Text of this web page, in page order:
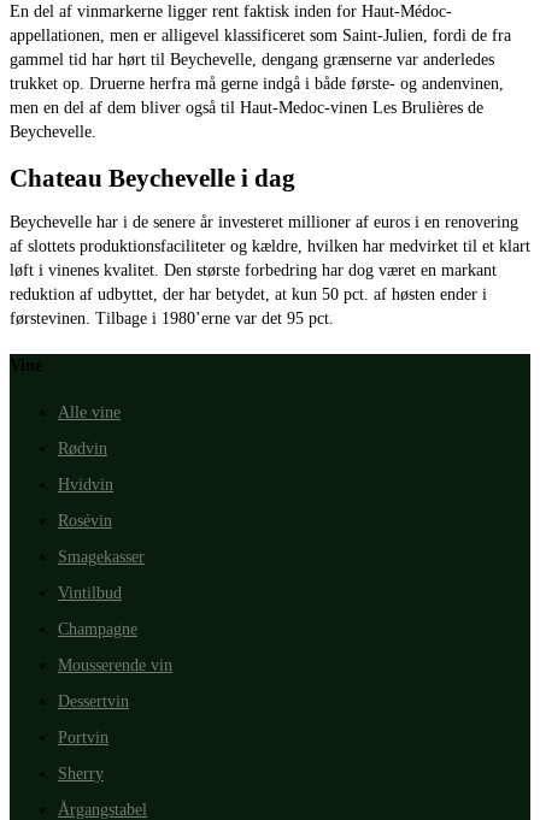
En del af vinmarkerne ligger rent faktisk inden for Haut-Médoc-
appellationen, men er alligevel klassificeret som Saint-Julien, fordi de fra
gammel tid har hørt til Beychevelle, dengang grænserne var anderledes
trukket op. Druerne herfra må gerne indgå i både første- og andenvinen,
men en del af dem bliver også til Haut-Medoc-vinen Les Brulières de
Beychevelle.
Chateau Beychevelle i dag
Beychevelle har i de senere år investeret millioner af euros i en renovering
af slottets produktionsfaciliteter og kældre, hvilken har medvirket til et klart
løft i vinenes kvalitet. Den største forbedring har dog været en markant
reduktion af udbyttet, der har betydet, at kun 50 pct. af høsten ender i
førstevinen. Tilbage i 1980’erne var det 95 pct.
Vine
Alle vine
Rødvin
Hvidvin
Rosévin
Smagekasser
Vintilbud
Champagne
Mousserende vin
Dessertvin
Portvin
Sherry
Årgangstabel